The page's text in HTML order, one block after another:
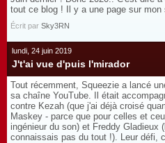
tout ce blog ! Il y a une page sur
Écrit par Sky3RN
lundi, 24 juin 2019
J't'ai vue d'puis l'mirador
Tout récemment, Squeezie a lancé
sa chaîne YouTube. Il était
contre Kezah (que j'ai déjà croisé
Maskey - parce que pour celles et
ingénieur du son) et Freddy Gladieux
connaissais pas du tout !). Leur défi,